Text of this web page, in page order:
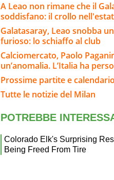
A Leao non rimane che il
soddisfano: il crollo
Galatasaray, Leao snobba
furioso: lo schiaffo al club
Calciomercato, Paolo
un’anomalia. L’Italia ha
Prossime partite e
Tutte le notizie del Milan